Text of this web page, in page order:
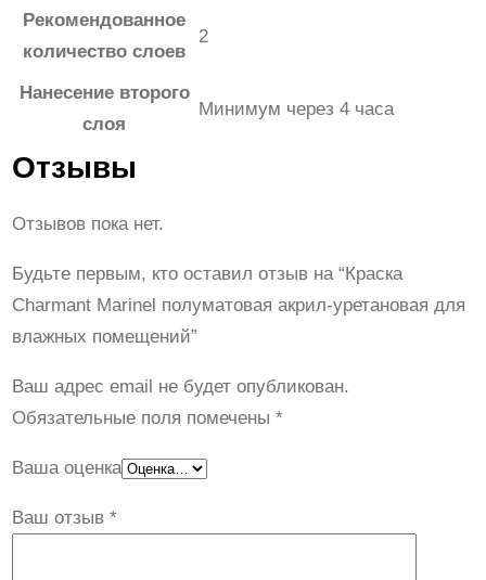
Рекомендованное
количество слоев
2
Нанесение второго
слоя
Минимум через 4 часа
Отзывы
Отзывов пока нет.
Будьте первым, кто оставил отзыв на “Краска
Сharmant Marinel полуматовая акрил-уретановая для
влажных помещений”
Ваш адрес email не будет опубликован.
Обязательные поля помечены *
Ваша оценка
Ваш отзыв *